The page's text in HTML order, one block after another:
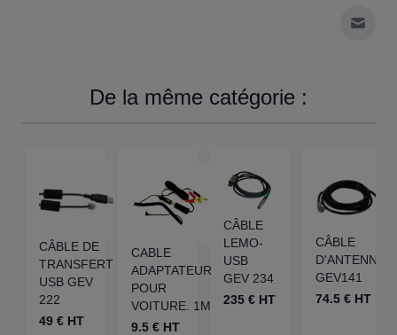
De la même catégorie :
CÂBLE DE
TRANSFERT
USB GEV
222
49 € HT
CABLE
ADAPTATEUR
POUR
VOITURE. 1M
9.5 € HT
CÂBLE
LEMO-
USB
GEV 234
235 € HT
CÂBLE
D'ANTENNE
GEV141
74.5 € HT